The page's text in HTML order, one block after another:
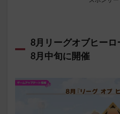
8月リーグオブヒー
8月中旬に開催